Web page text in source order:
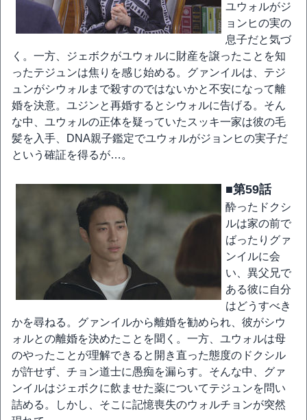
ユウォルがジ
ョンヒの実の
息子だと気づ
く。一方、ジェボクがユウォルに財産を譲ったことを知
ったテジュンは焦りを感じ始める。グァンイルは、テジ
ュンがシウォルまで殺すのではないかと不安になって離
婚を決意。ユジンと再婚するとシウォルに告げる。そん
な中、ユウォルの正体を疑っていたスッキ一家は彼の毛
髪を入手、DNA親子鑑定でユウォルがジョンヒの実子だ
という確証を得るが…。
■第59話
酔ったドクシ
ルは家の前で
ばったりグァ
ンイルに会
い、異父兄で
ある彼に自分
はどうすべき
かを尋ねる。グァンイルから離婚を勧められ、彼がシウ
ォルとの離婚を決めたことを聞く。一方、ユウォルは母
のやったことが理解できると開き直った態度のドクシル
が許せず、チョン道士に愚痴を漏らす。そんな中、グァ
ンイルはジェボクに飲ませた薬についてテジュンを問い
詰める。しかし、そこに記憶喪失のウォルチョンが突然